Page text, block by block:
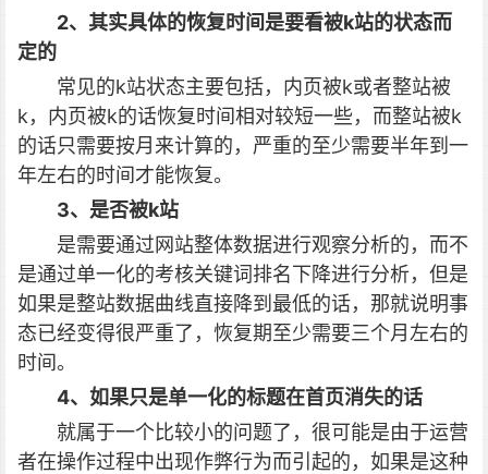
2、其实具体的恢复时间是要看被k站的状态而
定的
常见的k站状态主要包括，内页被k或者整站被
k，内页被k的话恢复时间相对较短一些，而整站被k
的话只需要按月来计算的，严重的至少需要半年到一
年左右的时间才能恢复。
3、是否被k站
是需要通过网站整体数据进行观察分析的，而不
是通过单一化的考核关键词排名下降进行分析，但是
如果是整站数据曲线直接降到最低的话，那就说明事
态已经变得很严重了，恢复期至少需要三个月左右的
时间。
4、如果只是单一化的标题在首页消失的话
就属于一个比较小的问题了，很可能是由于运营
者在操作过程中出现作弊行为而引起的，如果是这种